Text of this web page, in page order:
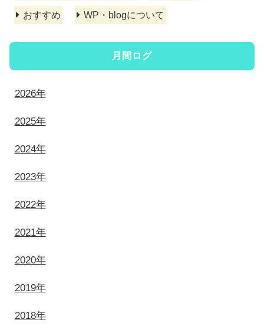
おすすめ WP・blogについて
月間ログ
2026年
2025年
2024年
2023年
2022年
2021年
2020年
2019年
2018年